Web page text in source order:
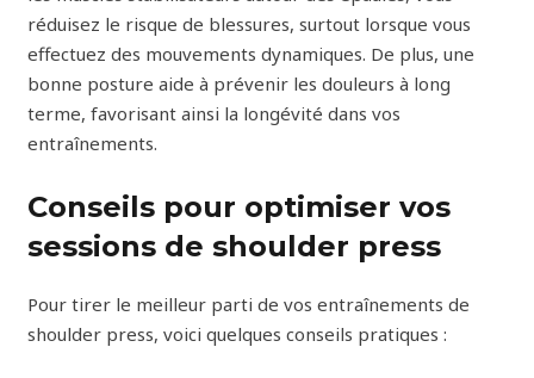
réduisez le risque de blessures, surtout lorsque vous
effectuez des mouvements dynamiques. De plus, une
bonne posture aide à prévenir les douleurs à long
terme, favorisant ainsi la longévité dans vos
entraînements.
Conseils pour optimiser vos
sessions de shoulder press
Pour tirer le meilleur parti de vos entraînements de
shoulder press, voici quelques conseils pratiques :